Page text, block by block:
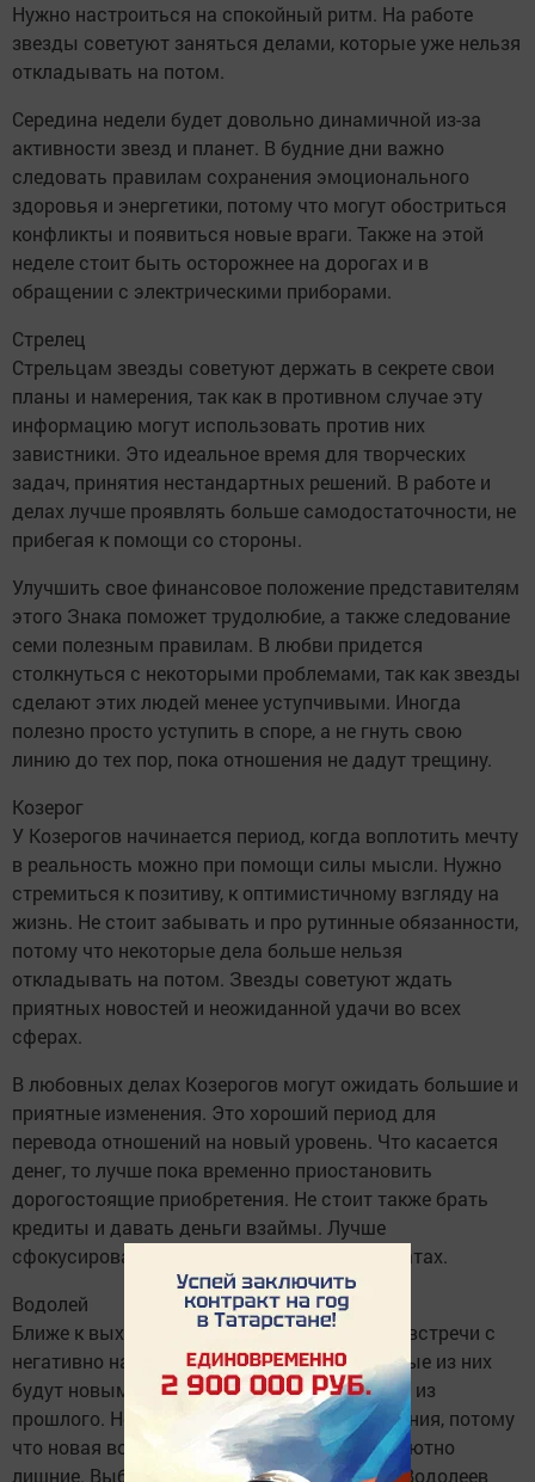
Нужно настроиться на спокойный ритм. На работе
звезды советуют заняться делами, которые уже нельзя
откладывать на потом.
Середина недели будет довольно динамичной из-за
активности звезд и планет. В будние дни важно
следовать правилам сохранения эмоционального
здоровья и энергетики, потому что могут обостриться
конфликты и появиться новые враги. Также на этой
неделе стоит быть осторожнее на дорогах и в
обращении с электрическими приборами.
Стрелец
Стрельцам звезды советуют держать в секрете свои
планы и намерения, так как в противном случае эту
информацию могут использовать против них
завистники. Это идеальное время для творческих
задач, принятия нестандартных решений. В работе и
делах лучше проявлять больше самодостаточности, не
прибегая к помощи со стороны.
Улучшить свое финансовое положение представителям
этого Знака поможет трудолюбие, а также следование
семи полезным правилам. В любви придется
столкнуться с некоторыми проблемами, так как звезды
сделают этих людей менее уступчивыми. Иногда
полезно просто уступить в споре, а не гнуть свою
линию до тех пор, пока отношения не дадут трещину.
Козерог
У Козерогов начинается период, когда воплотить мечту
в реальность можно при помощи силы мысли. Нужно
стремиться к позитиву, к оптимистичному взгляду на
жизнь. Не стоит забывать и про рутинные обязанности,
потому что некоторые дела больше нельзя
откладывать на потом. Звезды советуют ждать
приятных новостей и неожиданной удачи во всех
сферах.
В любовных делах Козерогов могут ожидать большие и
приятные изменения. Это хороший период для
перевода отношений на новый уровень. Что касается
денег, то лучше пока временно приостановить
дорогостоящие приобретения. Не стоит также брать
кредиты и давать деньги взаймы. Лучше
сфокусироваться на заработках, а не на тратах.
Водолей
Ближе к выходным возможны неприятные встречи с
негативно настроенными людьми. Некоторые из них
будут новыми врагами, а некоторые придут из
прошлого. Не стоит обращать на них внимания, потому
что новая война и конфликты сейчас абсолютно
лишние. Выбить из душевного равновесия Водолеев